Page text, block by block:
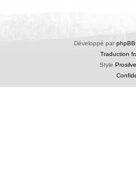
Développé par phpBB
Traduction
Style